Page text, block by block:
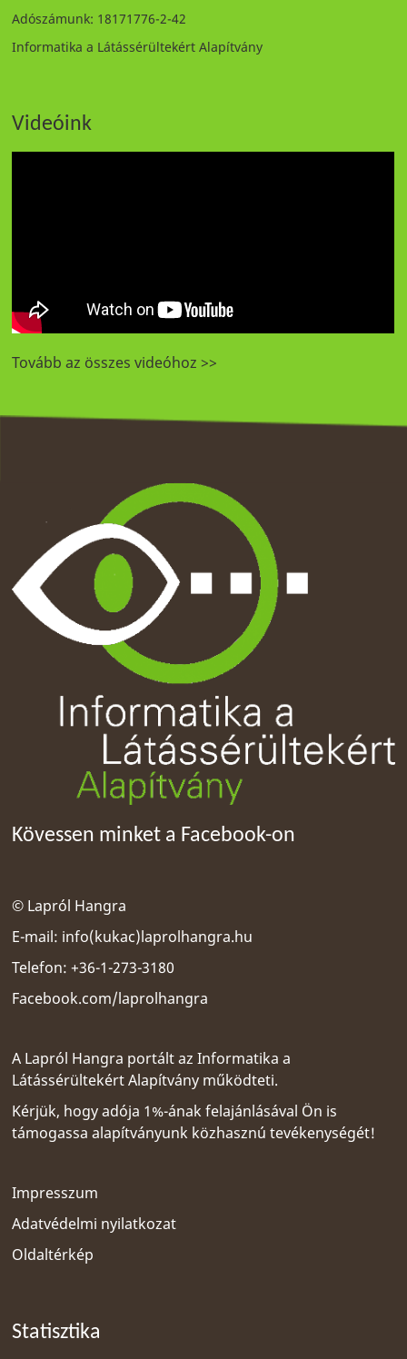
Adószámunk: 18171776-2-42
Informatika a Látássérültekért Alapítvány
Videóink
Tovább az összes videóhoz >>
Kövessen minket a Facebook-on
© Lapról Hangra
E-mail: info(kukac)laprolhangra.hu
Telefon: +36-1-273-3180
Facebook.com/laprolhangra
A Lapról Hangra portált azInformatika a
Látássérültekért Alapítvány működteti.
Kérjük, hogy adója 1%-ának felajánlásával Ön is
támogassa alapítványunk közhasznú tevékenységét!
Impresszum
Adatvédelmi nyilatkozat
Oldaltérkép
Statisztika